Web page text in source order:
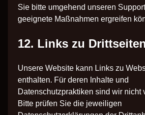
Sie bitte umgehend unseren
geeignete Maßnahmen ergreifen
12. Links zu
Unsere Website kann Links zu
enthalten. Für deren Inhalte und
Datenschutzpraktiken sind wir nicht
Bitte prüfen Sie die jeweiligen